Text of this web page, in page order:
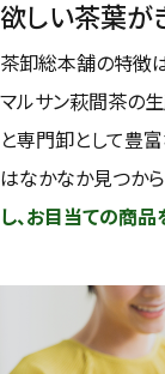
欲しい茶葉が
茶卸総本舗の特徴は
マルサン萩間茶の
と専門卸として豊
はなかなか見つか
し、お目当ての商